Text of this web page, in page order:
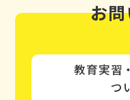
お
教育実習
つ